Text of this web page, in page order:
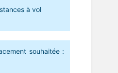
à vol
souhaitée :